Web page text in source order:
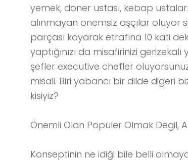
yemek, doner ustası, kebap
alınmayan onemsiz aşçılar oluyor
parçası koyarak etrafına 10 kati
yaptığınızı da misafirinizi
şefler executive chefler
misali. Biri yabancı bir dilde digeri
kisiyiz?
Önemli Olan Popüler Olmak Degil,
Konseptinin ne idiği bile belli